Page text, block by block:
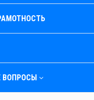
ВОПРОСЫ